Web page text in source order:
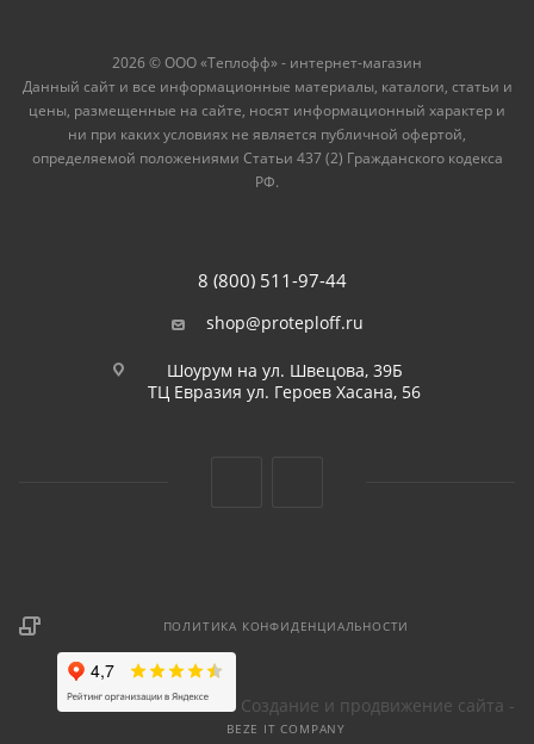
2026 © ООО «Теплофф» - интернет-магазин
Данный сайт и все информационные материалы, каталоги, статьи и
цены, размещенные на сайте, носят информационный характер и
ни при каких условиях не является публичной офертой,
определяемой положениями Статьи 437 (2) Гражданского кодекса
РФ.
8 (800) 511-97-44
shop@proteploff.ru
Шоурум на ул. Швецова, 39Б
ТЦ Евразия ул. Героев Хасана, 56
ПОЛИТИКА КОНФИДЕНЦИАЛЬНОСТИ
Создание и продвижение сайта -
BEZE IT COMPANY